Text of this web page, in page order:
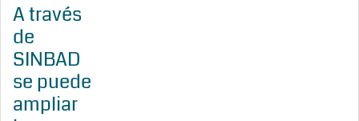
A través
de
SINBAD
se puede
ampliar